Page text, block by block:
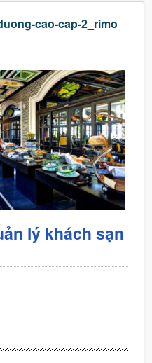
cao-cap-2_rimo
lý khách sạn